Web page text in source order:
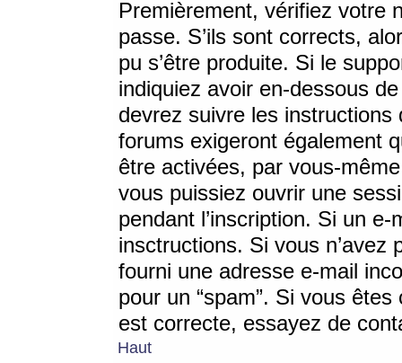
Premièrement, vérifiez votre
passe. S’ils sont corrects,
pu s’être produite. Si le
indiquiez avoir en-dessous
devrez suivre les
forums exigeront également
être activées, par vous-
vous puissiez ouvrir une
pendant l’inscription. Si un
insctructions. Si vous n’avez
fourni une adresse e-mail
pour un “spam”. Si vous
est correcte, essayez de
Haut